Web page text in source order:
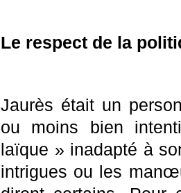
Le respect de la
Jaurès était un
ou moins bien
laïque » inadapté à
intrigues ou les